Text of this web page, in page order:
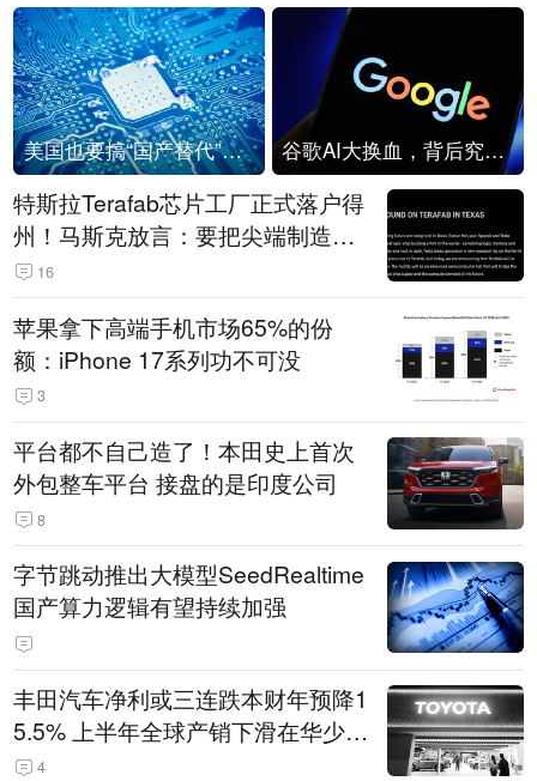
美国也要搞“国产替代”？先算清三笔账 谷歌AI大换血，背后究竟发生了什么？
特斯拉Terafab芯片工厂正式落户得
州！马斯克放言：要把尖端制造带
回美国
16
苹果拿下高端手机市场65%的份
额：iPhone 17系列功不可没
3
平台都不自己造了！本田史上首次
外包整车平台 接盘的是印度公司
8
字节跳动推出大模型SeedRealtime
国产算力逻辑有望持续加强
丰田汽车净利或三连跌本财年预降1
5.5% 上半年全球产销下滑在华少卖
14.3万辆
4